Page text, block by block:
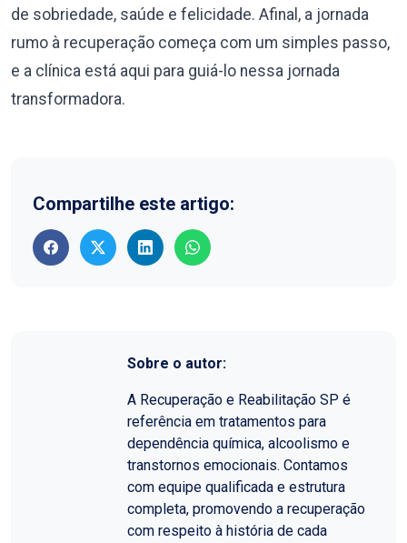
de sobriedade, saúde e felicidade. Afinal, a jornada
rumo à recuperação começa com um simples passo,
e a clínica está aqui para guiá-lo nessa jornada
transformadora.
Compartilhe este artigo:
Sobre o autor:
A Recuperação e Reabilitação SP é
referência em tratamentos para
dependência química, alcoolismo e
transtornos emocionais. Contamos
com equipe qualificada e estrutura
completa, promovendo a recuperação
com respeito à história de cada